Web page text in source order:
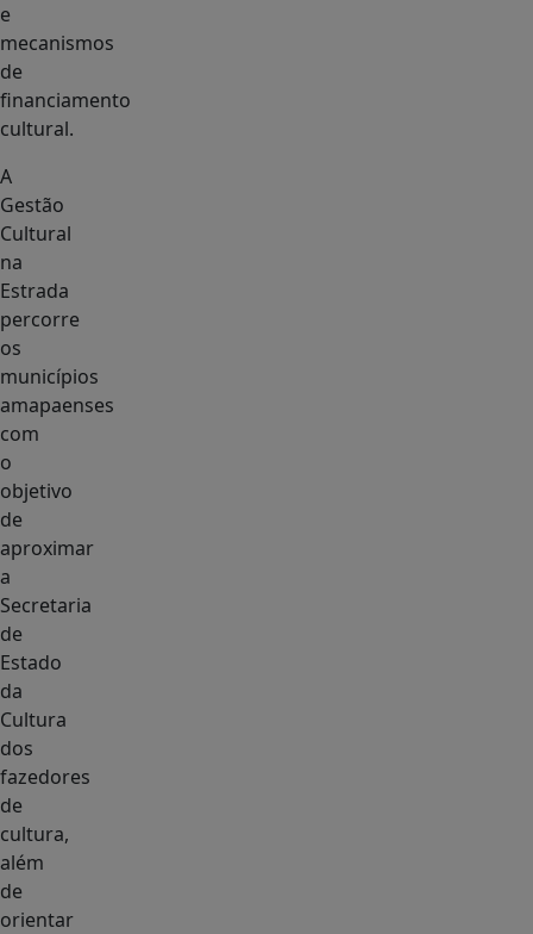
e
mecanismos
de
financiamento
cultural.
A
Gestão
Cultural
na
Estrada
percorre
os
municípios
amapaenses
com
o
objetivo
de
aproximar
a
Secretaria
de
Estado
da
Cultura
dos
fazedores
de
cultura,
além
de
orientar